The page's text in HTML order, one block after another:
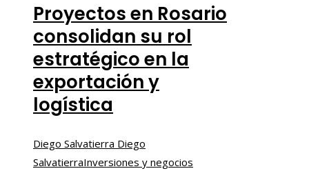
Proyectos en Rosario
consolidan su rol
estratégico en la
exportación y
logística
Diego Salvatierra Diego
SalvatierraInversiones y negocios